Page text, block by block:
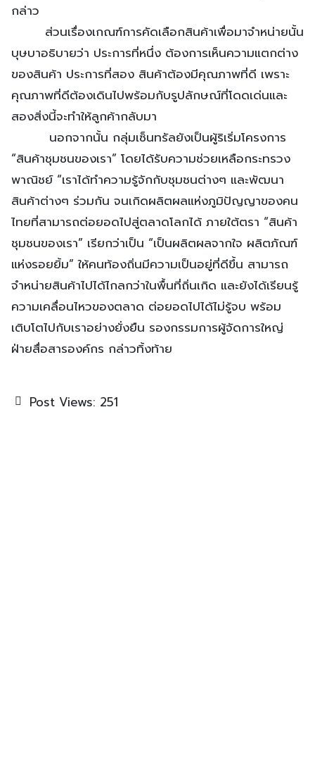
กล่าว
ส่วนเรื่องเกณฑ์การคัดเลือกสินค้าเพื่อมาจำหน่ายนั้น
บุษบาอธิบายว่า ประการที่หนึ่ง ต้องการเห็นความแตกต่าง
ของสินค้า ประการที่สอง สินค้าต้องมีคุณภาพที่ดี เพราะ
คุณภาพที่ดีต้องเดินไปพร้อมกับรูปลักษณ์ที่โดดเด่นและ
สองสิ่งนี้จะทำให้ลูกค้ากลับมา
นอกจากนั้น กลุ่มเซ็นทรัลยังเป็นผู้ริเริ่มโครงการ
“สินค้าชุมชนของเรา” โดยได้รับความช่วยเหลือกระทรวง
พาณิชย์ “เราได้ทำความรู้จักกับชุมชนต่างๆ และพัฒนา
สินค้าต่างๆ ร่วมกัน จนเกิดผลิตผลแห่งภูมิปัญญาของคน
ไทยที่สามารถต่อยอดไปสู่ตลาดโลกได้ ภายใต้ตรา “สินค้า
ชุมชนของเรา” เรียกว่าเป็น “เป็นผลิตผลจากใจ ผลิตภัณฑ์
แห่งรอยยิ้ม” ให้คนท้องถิ่นมีความเป็นอยู่ที่ดีขึ้น สามารถ
จำหน่ายสินค้าไปได้ไกลกว่าในพื้นที่ถิ่นเกิด และยังได้เรียนรู้
ความเคลื่อนไหวของตลาด ต่อยอดไปได้ไม่รู้จบ พร้อม
เติบโตไปกับเราอย่างยั่งยืน รองกรรมการผู้จัดการใหญ่
ฝ่ายสื่อสารองค์กร กล่าวทิ้งท้าย
Post Views: 251